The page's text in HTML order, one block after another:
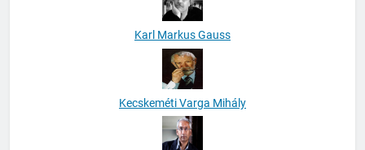
Karl Markus Gauss
Kecskeméti Varga Mihály